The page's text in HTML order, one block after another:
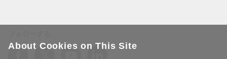
About Cookies on This Site